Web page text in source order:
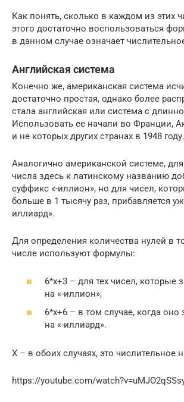
Как понять, сколько в каждом из этих
этого достаточно воспользоваться
в данном случае означает
Английская система
Конечно же, американская система
достаточно простая, однако более
стала английская или система с
Использовать ее начали во Франции,
и не которых других странах в 1948 году.
Аналогично американской системе,
числа здесь к латинскому названию
суффикс «-иллион», но для чисел,
больше в 1 тысячу раз, прибавляется
иллиард».
Для определения количества нулей в
числе используют формулы:
6*х+3 – для тех чисел, которые
на «-иллион»;
6*х+6 – в том случае, когда оно
на «-иллиард».
Х – в обоих случаях, это числительное
https://youtube.com/